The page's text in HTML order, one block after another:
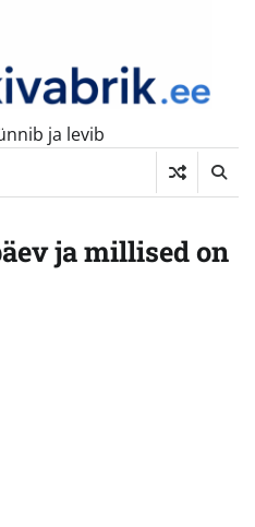
ja levib
ja millised on